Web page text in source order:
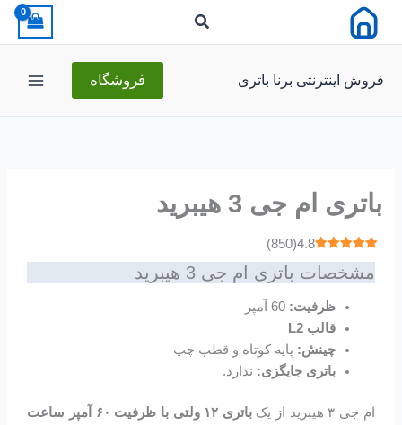
فروش اینترنتی برنا باتری فروشگاه
باتری ام جی 3 هیبرید
4.8
(
850
)
مشخصات باتری ام جی 3 هیبرید
ظرفیت: 60 آمپر
قالب L2
چینش: پایه کوتاه و قطب چپ
باتری‌ جایگزی: ندارد.
ام جی ۳ هیبرید از یک
باتری ۱۲ ولتی با ظرفیت ۶۰ آمپر ساعت